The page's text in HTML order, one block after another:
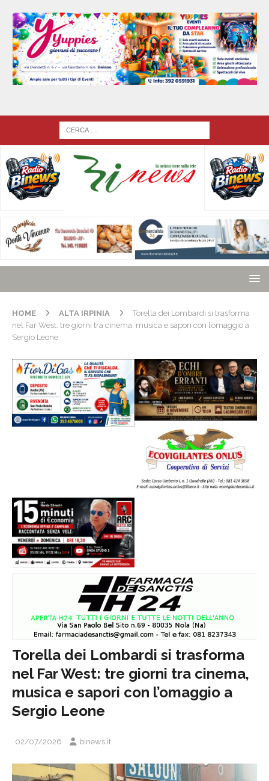
HOME ALTA IRPINIA
Torella dei Lombardi si trasforma
nel Far West: tre giorni tra cinema, musica e sapori con l’omaggio a
Sergio Leone
Torella dei Lombardi si trasforma
nel Far West: tre giorni tra cinema,
musica e sapori con l’omaggio a
Sergio Leone
02/07/2026 binews.it